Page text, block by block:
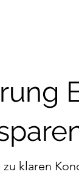
zu klaren